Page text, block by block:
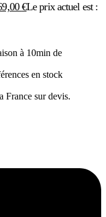
€Le prix actuel est :
à 10min de
en stock
France sur devis.